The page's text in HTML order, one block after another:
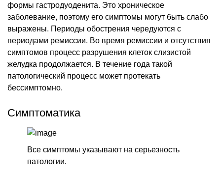
формы гастродуоденита. Это хроническое
заболевание, поэтому его симптомы могут быть слабо
выражены. Периоды обострения чередуются с
периодами ремиссии. Во время ремиссии и отсутствия
симптомов процесс разрушения клеток слизистой
желудка продолжается. В течение года такой
патологический процесс может протекать
бессимптомно.
Симптоматика
Все симптомы указывают на серьезность
патологии.